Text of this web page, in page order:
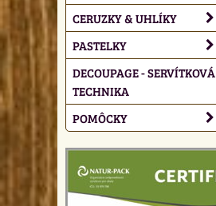
CERUZKY & UHLÍKY
PASTELKY
DECOUPAGE - SERVÍTKOVÁ
TECHNIKA
POMÔCKY